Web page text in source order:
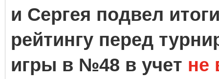
и Сергея подвел
рейтингу перед
игры в №48 в учет не